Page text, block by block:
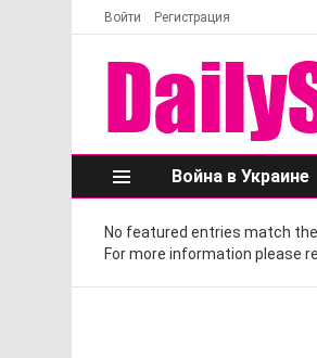
Войти Регистрация
Меню
Война в Украине
No featured entries match
For more information please